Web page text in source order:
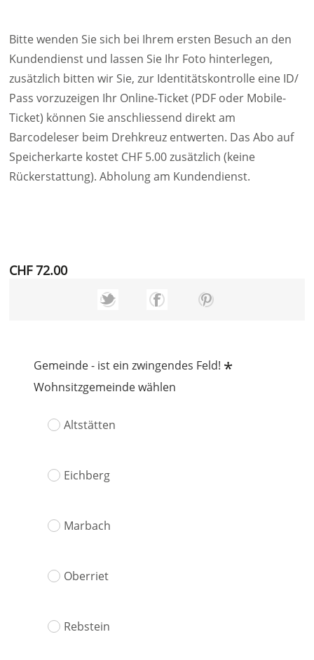
Bitte wenden Sie sich bei Ihrem ersten Besuch an den
Kundendienst und lassen Sie Ihr Foto hinterlegen,
zusätzlich bitten wir Sie, zur Identitätskontrolle eine ID/
Pass vorzuzeigen Ihr Online-Ticket (PDF oder Mobile-
Ticket) können Sie anschliessend direkt am
Barcodeleser beim Drehkreuz entwerten. Das Abo auf
Speicherkarte kostet CHF 5.00 zusätzlich (keine
Rückerstattung). Abholung am Kundendienst.
CHF 72.00
Gemeinde - ist ein zwingendes Feld! *
Wohnsitzgemeinde wählen
Altstätten
Eichberg
Marbach
Oberriet
Rebstein